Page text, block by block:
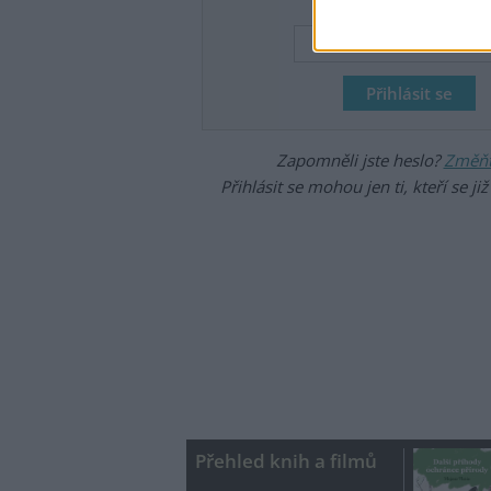
Zapomněli jste heslo?
Přihlásit se mohou jen ti, kteří se již
Přehled knih a filmů